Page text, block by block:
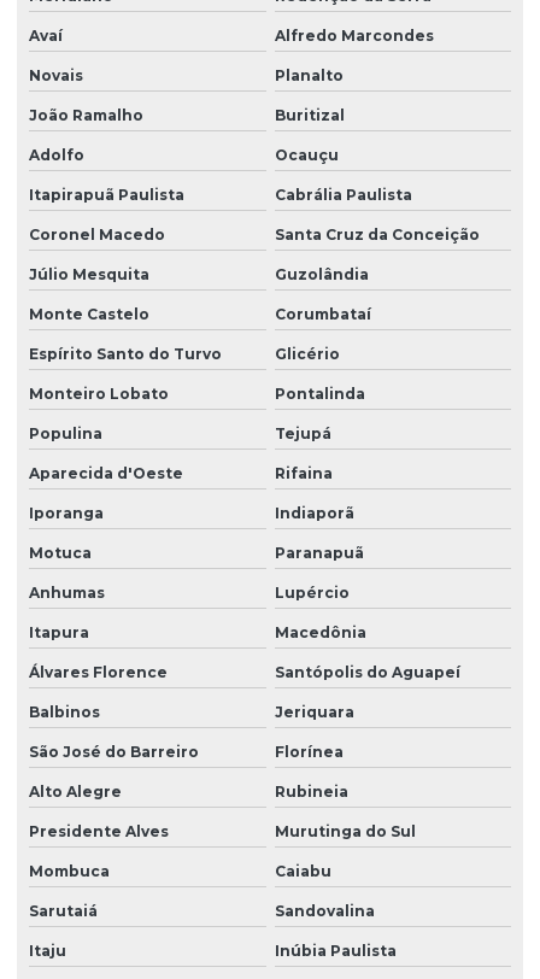
Avaí Alfredo Marcondes
Novais Planalto
João Ramalho Buritizal
Adolfo Ocauçu
Itapirapuã Paulista Cabrália Paulista
Coronel Macedo Santa Cruz da Conceição
Júlio Mesquita Guzolândia
Monte Castelo Corumbataí
Espírito Santo do Turvo Glicério
Monteiro Lobato Pontalinda
Populina Tejupá
Aparecida d'Oeste Rifaina
Iporanga Indiaporã
Motuca Paranapuã
Anhumas Lupércio
Itapura Macedônia
Álvares Florence Santópolis do Aguapeí
Balbinos Jeriquara
São José do Barreiro Florínea
Alto Alegre Rubineia
Presidente Alves Murutinga do Sul
Mombuca Caiabu
Sarutaiá Sandovalina
Itaju Inúbia Paulista